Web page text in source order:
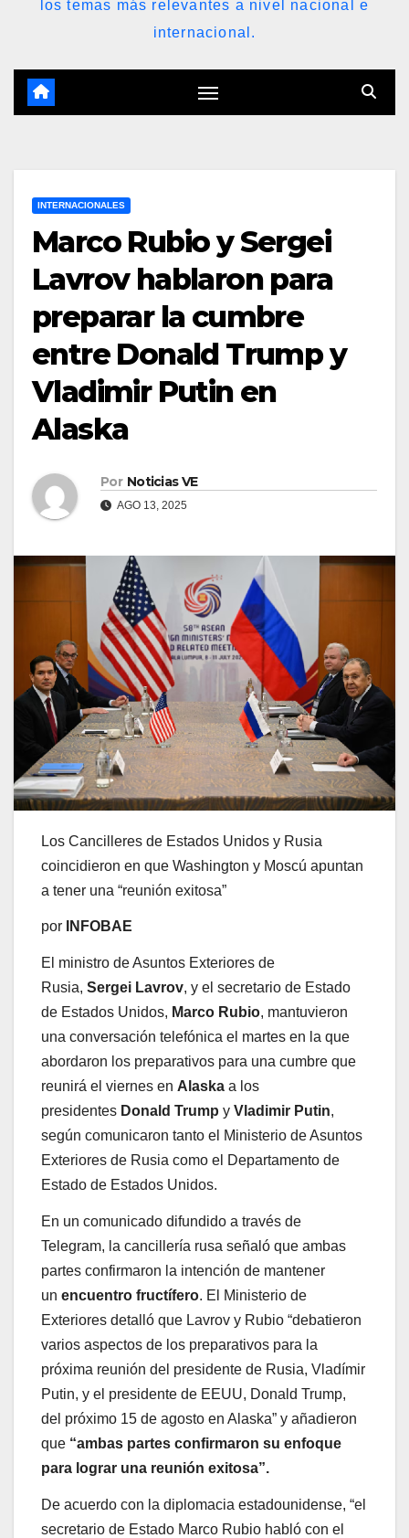
los temas más relevantes a nivel nacional e
internacional.
INTERNACIONALES
Marco Rubio y Sergei
Lavrov hablaron para
preparar la cumbre
entre Donald Trump y
Vladimir Putin en
Alaska
Por Noticias VE
AGO 13, 2025
Los Cancilleres de Estados Unidos y Rusia
coincidieron en que Washington y Moscú apuntan
a tener una “reunión exitosa”
por INFOBAE
El ministro de Asuntos Exteriores de
Rusia, Sergei Lavrov, y el secretario de Estado
de Estados Unidos, Marco Rubio, mantuvieron
una conversación telefónica el martes en la que
abordaron los preparativos para una cumbre que
reunirá el viernes en Alaska a los
presidentes Donald Trump y Vladimir Putin,
según comunicaron tanto el Ministerio de Asuntos
Exteriores de Rusia como el Departamento de
Estado de Estados Unidos.
En un comunicado difundido a través de
Telegram, la cancillería rusa señaló que ambas
partes confirmaron la intención de mantener
un encuentro fructífero. El Ministerio de
Exteriores detalló que Lavrov y Rubio “debatieron
varios aspectos de los preparativos para la
próxima reunión del presidente de Rusia, Vladímir
Putin, y el presidente de EEUU, Donald Trump,
del próximo 15 de agosto en Alaska” y añadieron
que “ambas partes confirmaron su enfoque
para lograr una reunión exitosa”.
De acuerdo con la diplomacia estadounidense, “el
secretario de Estado Marco Rubio habló con el